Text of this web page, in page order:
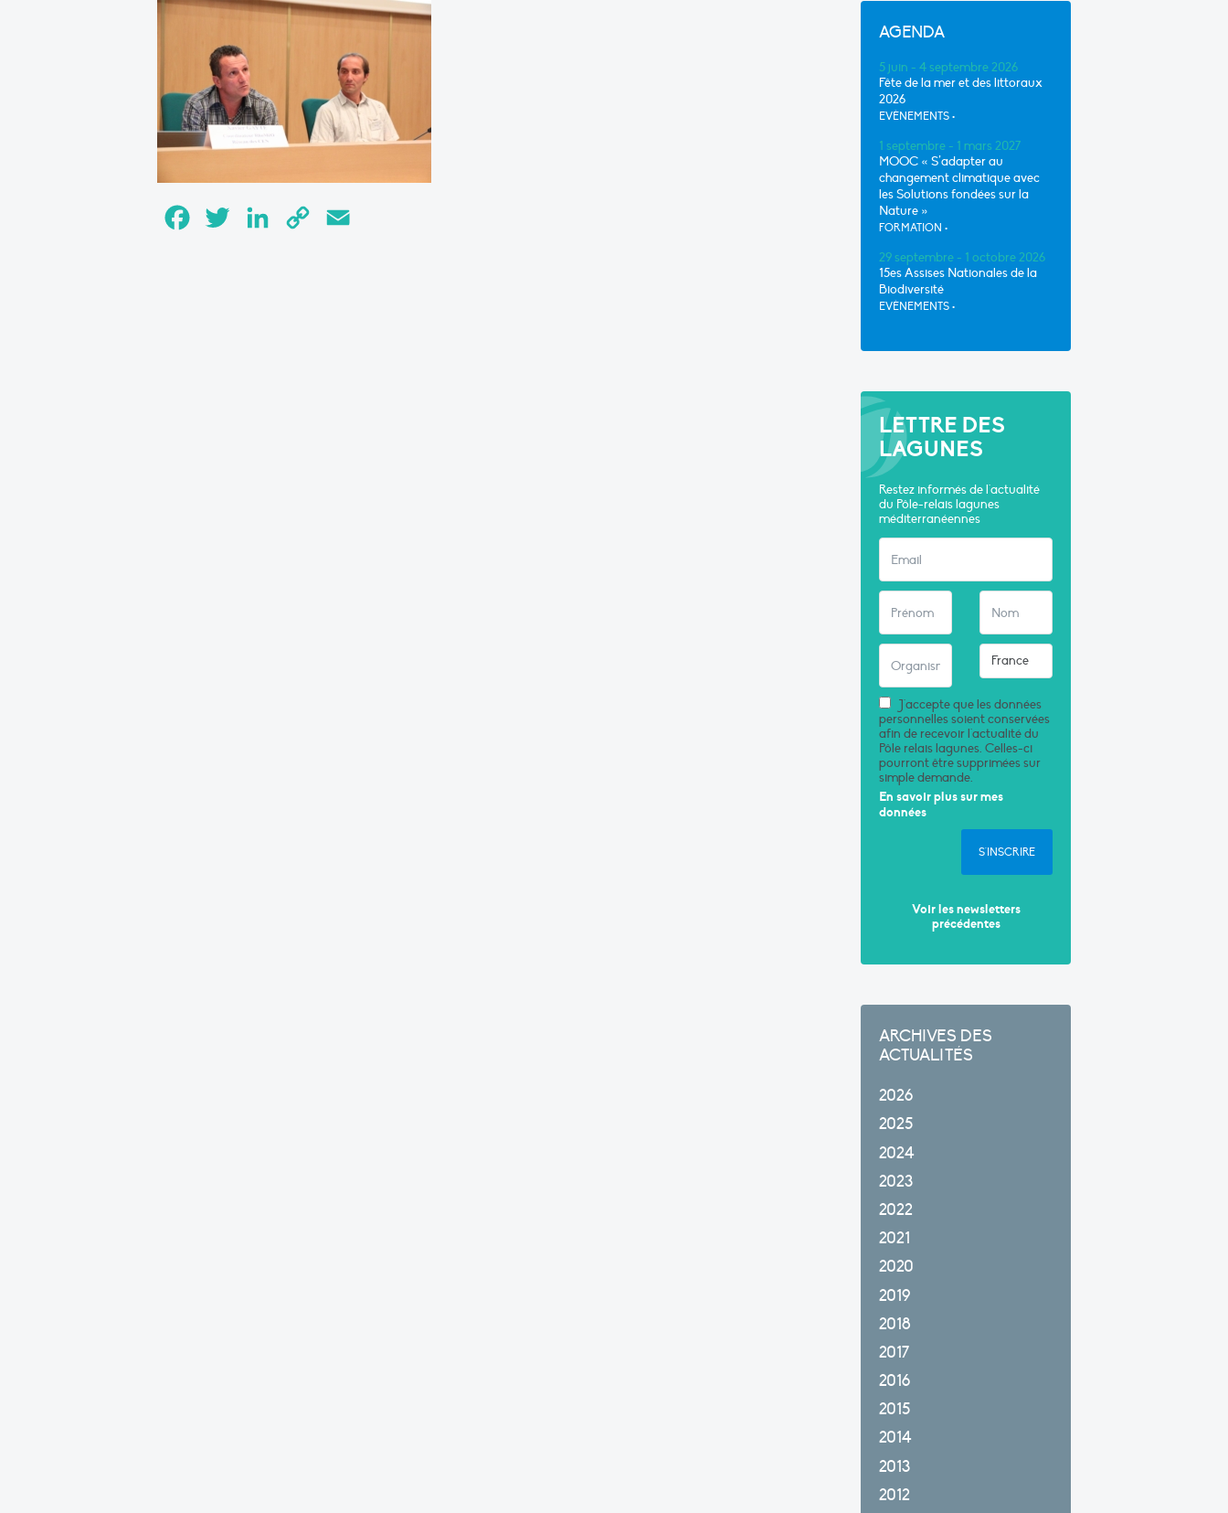
FacebookTwitter LinkedInCopy
AGENDA
5 juin - 4 septembre 2026
Fête de la mer et des littoraux
2026
EVÈNEMENTS •
1 septembre - 1 mars 2027
MOOC « S’adapter au
changement climatique avec
les Solutions fondées sur la
Nature »
FORMATION •
29 septembre - 1 octobre 2026
15es Assises Nationales de la
Biodiversité
EVÈNEMENTS •
LETTRE DES
LAGUNES
Restez informés de l'actualité
du Pôle-relais lagunes
méditerranéennes
J'accepte que les données
personnelles soient conservées
afin de recevoir l'actualité du
Pôle relais lagunes. Celles-ci
pourront être supprimées sur
simple demande.
En savoir plus sur mes
données
S'INSCRIRE
Voir les newsletters
précédentes
ARCHIVES DES
ACTUALITÉS
2026
2025
2024
2023
2022
2021
2020
2019
2018
2017
2016
2015
2014
2013
2012